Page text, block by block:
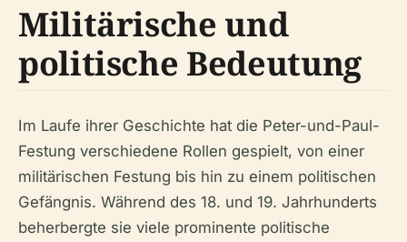
Militärische und
politische Bedeutung
Im Laufe ihrer Geschichte hat die Peter-und-Paul-
Festung verschiedene Rollen gespielt, von einer
militärischen Festung bis hin zu einem politischen
Gefängnis. Während des 18. und 19. Jahrhunderts
beherbergte sie viele prominente politische